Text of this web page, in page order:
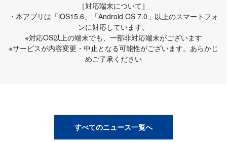
［対応端末について］
・本アプリは「iOS15.6」「Android OS 7.0」以上のスマートフォ
ンに対応しています。
※対応OS以上の端末でも、一部非対応端末がございます
※サービスが内容変更・中止となる可能性がございます。あらかじ
めご了承ください
すべてのニュース一覧へ